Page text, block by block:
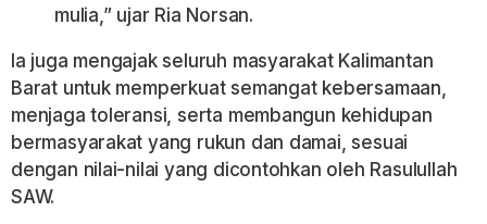
mulia,” ujar Ria Norsan.
Ia juga mengajak seluruh masyarakat Kalimantan
Barat untuk memperkuat semangat kebersamaan,
menjaga toleransi, serta membangun kehidupan
bermasyarakat yang rukun dan damai, sesuai
dengan nilai-nilai yang dicontohkan oleh Rasulullah
SAW.